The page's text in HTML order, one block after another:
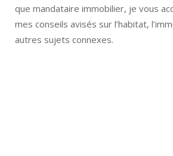
que mandataire immobilier, je vous
mes conseils avisés sur l’habitat,
autres sujets connexes.